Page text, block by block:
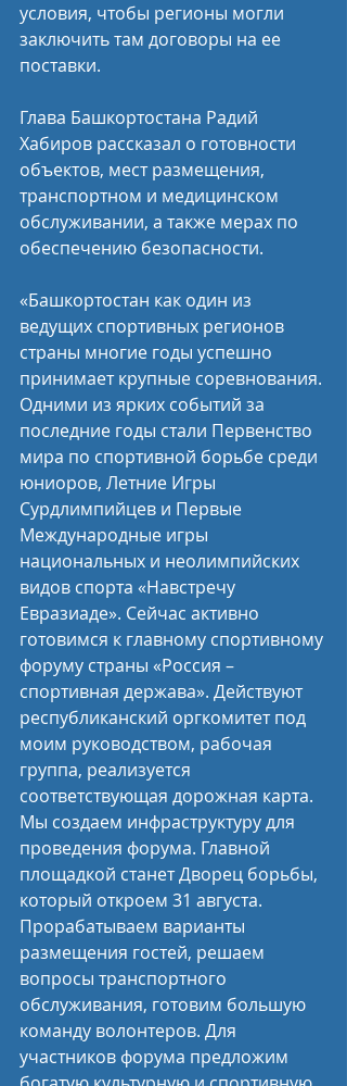
условия, чтобы регионы могли
заключить там договоры на ее
поставки.
Глава Башкортостана Радий
Хабиров рассказал о готовности
объектов, мест размещения,
транспортном и медицинском
обслуживании, а также мерах по
обеспечению безопасности.
«Башкортостан как один из
ведущих спортивных регионов
страны многие годы успешно
принимает крупные соревнования.
Одними из ярких событий за
последние годы стали Первенство
мира по спортивной борьбе среди
юниоров, Летние Игры
Сурдлимпийцев и Первые
Международные игры
национальных и неолимпийских
видов спорта «Навстречу
Евразиаде». Сейчас активно
готовимся к главному спортивному
форуму страны «Россия –
спортивная держава». Действуют
республиканский оргкомитет под
моим руководством, рабочая
группа, реализуется
соответствующая дорожная карта.
Мы создаем инфраструктуру для
проведения форума. Главной
площадкой станет Дворец борьбы,
который откроем 31 августа.
Прорабатываем варианты
размещения гостей, решаем
вопросы транспортного
обслуживания, готовим большую
команду волонтеров. Для
участников форума предложим